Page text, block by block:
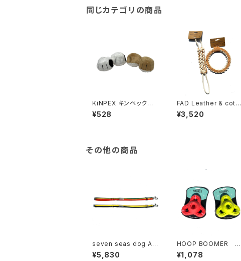
同じカテゴリの商品
KiNPEX キンペック
ス ボアトーイ だる足
& ブル足
¥528
FAD Leather & cotto
n TOY ファッド レザー
&コットントイ
¥3,520
その他の商品
seven seas dog AC
RYL SHORT LEAD セ
ブンシーズ ドッグ アク
¥5,830
HOOP BOOMER ル
ープ ブーマー
¥1,078